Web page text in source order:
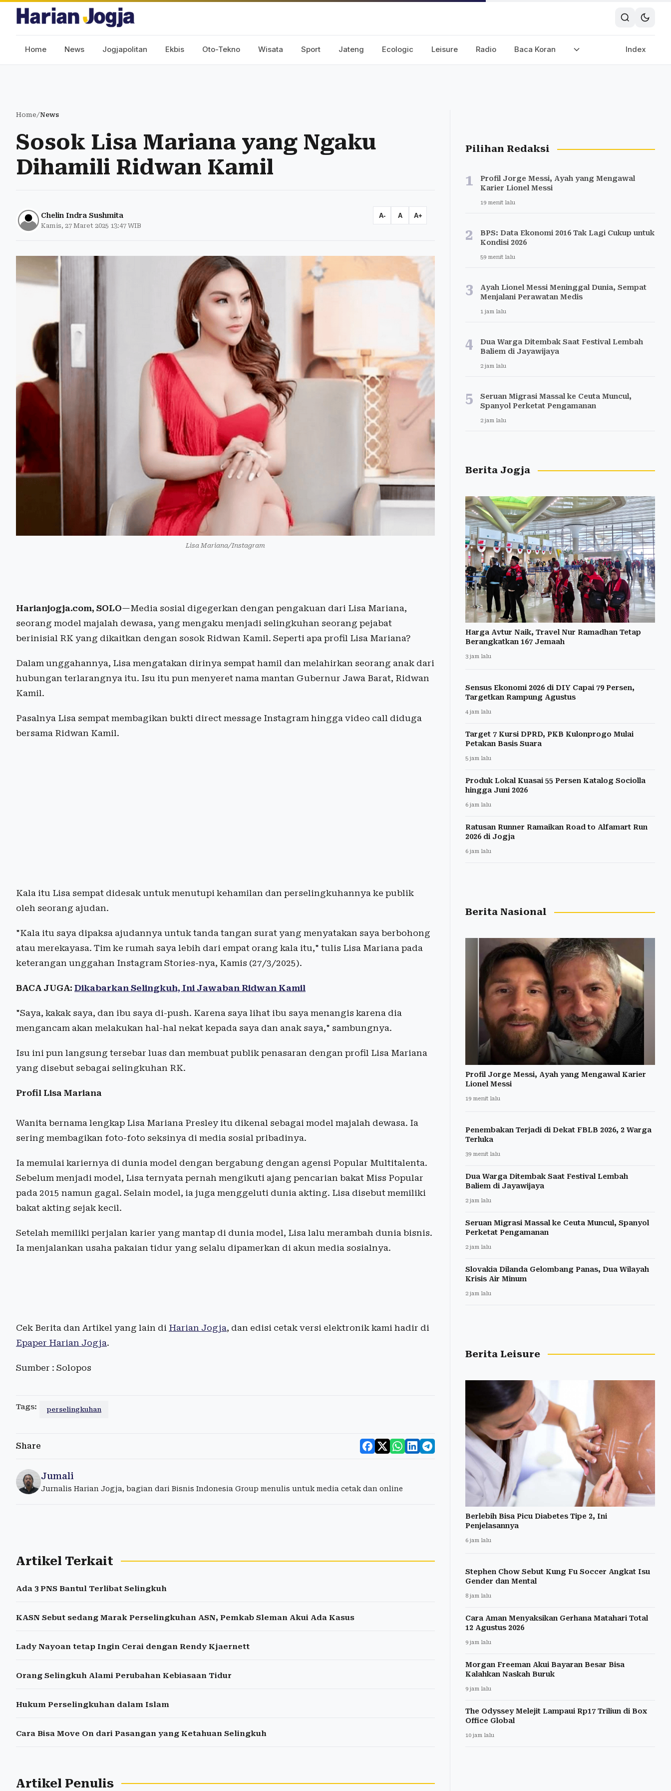
Home News Jogjapolitan Ekbis Oto-Tekno Wisata Sport Jateng Ecologic Leisure Radio Baca Koran Index
Home/News
Sosok Lisa Mariana yang Ngaku
Dihamili Ridwan Kamil
Chelin Indra Sushmita
Kamis, 27 Maret 2025 13:47 WIB
A- A A+
Lisa Mariana/Instagram
Harianjogja.com, SOLO—Media sosial digegerkan dengan pengakuan dari Lisa Mariana,
seorang model majalah dewasa, yang mengaku menjadi selingkuhan seorang pejabat
berinisial RK yang dikaitkan dengan sosok Ridwan Kamil. Seperti apa profil Lisa Mariana?
Dalam unggahannya, Lisa mengatakan dirinya sempat hamil dan melahirkan seorang anak dari
hubungan terlarangnya itu. Isu itu pun menyeret nama mantan Gubernur Jawa Barat, Ridwan
Kamil.
Pasalnya Lisa sempat membagikan bukti direct message Instagram hingga video call diduga
bersama Ridwan Kamil.
Kala itu Lisa sempat didesak untuk menutupi kehamilan dan perselingkuhannya ke publik
oleh seorang ajudan.
"Kala itu saya dipaksa ajudannya untuk tanda tangan surat yang menyatakan saya berbohong
atau merekayasa. Tim ke rumah saya lebih dari empat orang kala itu," tulis Lisa Mariana pada
keterangan unggahan Instagram Stories-nya, Kamis (27/3/2025).
BACA JUGA: Dikabarkan Selingkuh, Ini Jawaban Ridwan Kamil
"Saya, kakak saya, dan ibu saya di-push. Karena saya lihat ibu saya menangis karena dia
mengancam akan melakukan hal-hal nekat kepada saya dan anak saya," sambungnya.
Isu ini pun langsung tersebar luas dan membuat publik penasaran dengan profil Lisa Mariana
yang disebut sebagai selingkuhan RK.
Profil Lisa Mariana
Wanita bernama lengkap Lisa Mariana Presley itu dikenal sebagai model majalah dewasa. Ia
sering membagikan foto-foto seksinya di media sosial pribadinya.
Ia memulai kariernya di dunia model dengan bergabung dengan agensi Popular Multitalenta.
Sebelum menjadi model, Lisa ternyata pernah mengikuti ajang pencarian bakat Miss Popular
pada 2015 namun gagal. Selain model, ia juga menggeluti dunia akting. Lisa disebut memiliki
bakat akting sejak kecil.
Setelah memiliki perjalan karier yang mantap di dunia model, Lisa lalu merambah dunia bisnis.
Ia menjalankan usaha pakaian tidur yang selalu dipamerkan di akun media sosialnya.
Cek Berita dan Artikel yang lain di Harian Jogja, dan edisi cetak versi elektronik kami hadir di
Epaper Harian Jogja.
Sumber : Solopos
Tags: perselingkuhan
Share
Jumali
Jurnalis Harian Jogja, bagian dari Bisnis Indonesia Group menulis untuk media cetak dan online
Artikel Terkait
Ada 3 PNS Bantul Terlibat Selingkuh
KASN Sebut sedang Marak Perselingkuhan ASN, Pemkab Sleman Akui Ada Kasus
Lady Nayoan tetap Ingin Cerai dengan Rendy Kjaernett
Orang Selingkuh Alami Perubahan Kebiasaan Tidur
Hukum Perselingkuhan dalam Islam
Cara Bisa Move On dari Pasangan yang Ketahuan Selingkuh
Artikel Penulis
Pilihan Redaksi
1
Profil Jorge Messi, Ayah yang Mengawal
Karier Lionel Messi
19 menit lalu
2
BPS: Data Ekonomi 2016 Tak Lagi Cukup untuk
Kondisi 2026
59 menit lalu
3
Ayah Lionel Messi Meninggal Dunia, Sempat
Menjalani Perawatan Medis
1 jam lalu
4
Dua Warga Ditembak Saat Festival Lembah
Baliem di Jayawijaya
2 jam lalu
5
Seruan Migrasi Massal ke Ceuta Muncul,
Spanyol Perketat Pengamanan
2 jam lalu
Berita Jogja
Harga Avtur Naik, Travel Nur Ramadhan Tetap
Berangkatkan 167 Jemaah
3 jam lalu
Sensus Ekonomi 2026 di DIY Capai 79 Persen,
Targetkan Rampung Agustus
4 jam lalu
Target 7 Kursi DPRD, PKB Kulonprogo Mulai
Petakan Basis Suara
5 jam lalu
Produk Lokal Kuasai 55 Persen Katalog Sociolla
hingga Juni 2026
6 jam lalu
Ratusan Runner Ramaikan Road to Alfamart Run
2026 di Jogja
6 jam lalu
Berita Nasional
Profil Jorge Messi, Ayah yang Mengawal Karier
Lionel Messi
19 menit lalu
Penembakan Terjadi di Dekat FBLB 2026, 2 Warga
Terluka
39 menit lalu
Dua Warga Ditembak Saat Festival Lembah
Baliem di Jayawijaya
2 jam lalu
Seruan Migrasi Massal ke Ceuta Muncul, Spanyol
Perketat Pengamanan
2 jam lalu
Slovakia Dilanda Gelombang Panas, Dua Wilayah
Krisis Air Minum
2 jam lalu
Berita Leisure
Berlebih Bisa Picu Diabetes Tipe 2, Ini
Penjelasannya
6 jam lalu
Stephen Chow Sebut Kung Fu Soccer Angkat Isu
Gender dan Mental
8 jam lalu
Cara Aman Menyaksikan Gerhana Matahari Total
12 Agustus 2026
9 jam lalu
Morgan Freeman Akui Bayaran Besar Bisa
Kalahkan Naskah Buruk
9 jam lalu
The Odyssey Melejit Lampaui Rp17 Triliun di Box
Office Global
10 jam lalu